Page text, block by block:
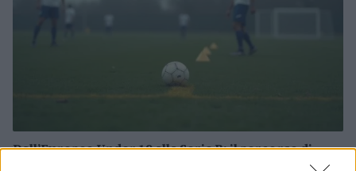
Dall’Europeo Under 19 alla Serie B: il percorso di